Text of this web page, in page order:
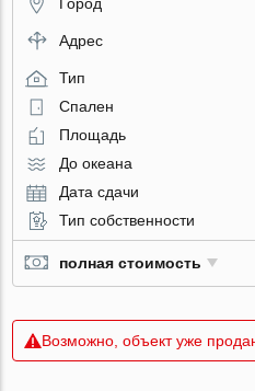
Адрес
Тип
Спален
Площадь
До океана
Дата сдачи
Тип собственности
полная стоимость
Возможно, объект уже